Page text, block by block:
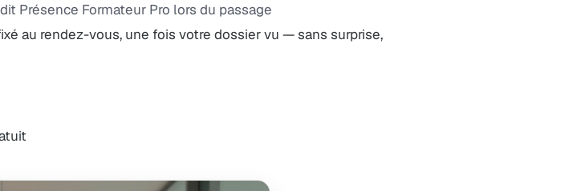
Présence Formateur Pro lors du passage
au rendez-vous, une fois votre dossier vu — sans surprise,